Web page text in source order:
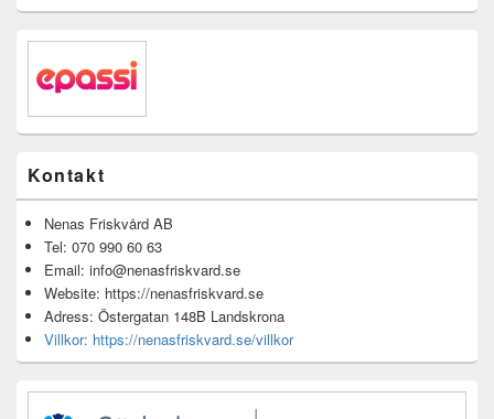
Kontakt
Nenas Friskvård AB
Tel: 070 990 60 63
Email: info@nenasfriskvard.se
Website: https://nenasfriskvard.se
Adress: Östergatan 148B Landskrona
Villkor: https://nenasfriskvard.se/villkor